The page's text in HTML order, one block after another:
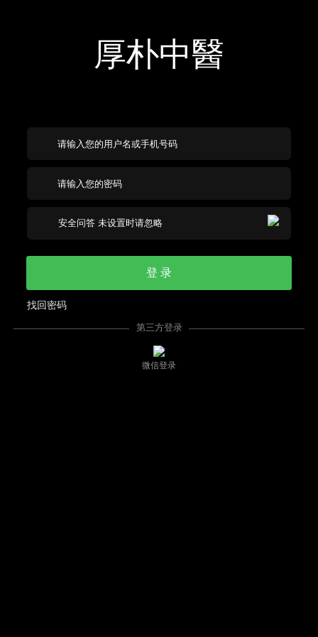
厚朴中醫
登 录
找回密码
第三方登录
微信登录